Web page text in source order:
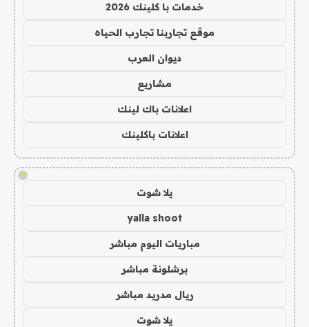
خدمات با كلينك 2026
موقع تجاربنا تجارب الحياه
ديوان العرب
مشاريع
اعلانات باك لينك
اعلانات باكلينك
!
يلا شوت
yalla shoot
مباريات اليوم مباشر
برشلونة مباشر
ريال مدريد مباشر
يلا شوت